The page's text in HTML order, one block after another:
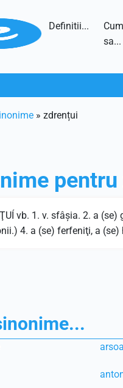
Definitii...
Cum
sa...
» zdrențui
pentru
vb. 1. v. sfâşia. 2. a
4. a (se) ferfeniţi, a